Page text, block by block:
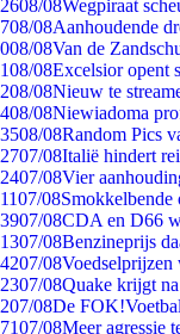
2608/08Wegpiraat
708/08Aanhoudende
008/08Van de
108/08Excelsior opent
208/08Nieuw te
408/08Niewiadoma
3508/08Random Pics
2707/08Italië hindert
2407/08Vier
1107/08Smokkelbende
3907/08CDA en D66
1307/08Benzineprijs
4207/08
2307/08Quake krijgt
207/08De
7107/08Meer agressie